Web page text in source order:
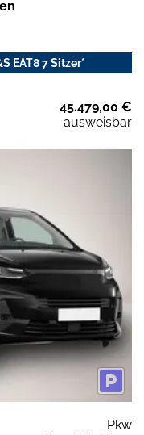
EAT8 7 Sitzer*
45.479,00 €
ausweisbar
Pkw